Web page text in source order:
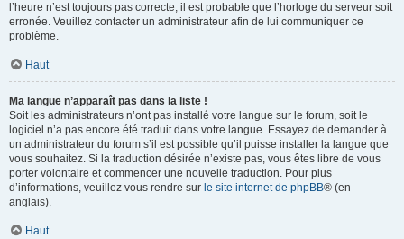
l’heure n’est toujours pas correcte, il est probable que l’horloge du serveur soit
erronée. Veuillez contacter un administrateur afin de lui communiquer ce
problème.
Haut
Ma langue n’apparaît pas dans la liste !
Soit les administrateurs n’ont pas installé votre langue sur le forum, soit le
logiciel n’a pas encore été traduit dans votre langue. Essayez de demander à
un administrateur du forum s’il est possible qu’il puisse installer la langue que
vous souhaitez. Si la traduction désirée n’existe pas, vous êtes libre de vous
porter volontaire et commencer une nouvelle traduction. Pour plus
d’informations, veuillez vous rendre sur le site internet de phpBB® (en
anglais).
Haut